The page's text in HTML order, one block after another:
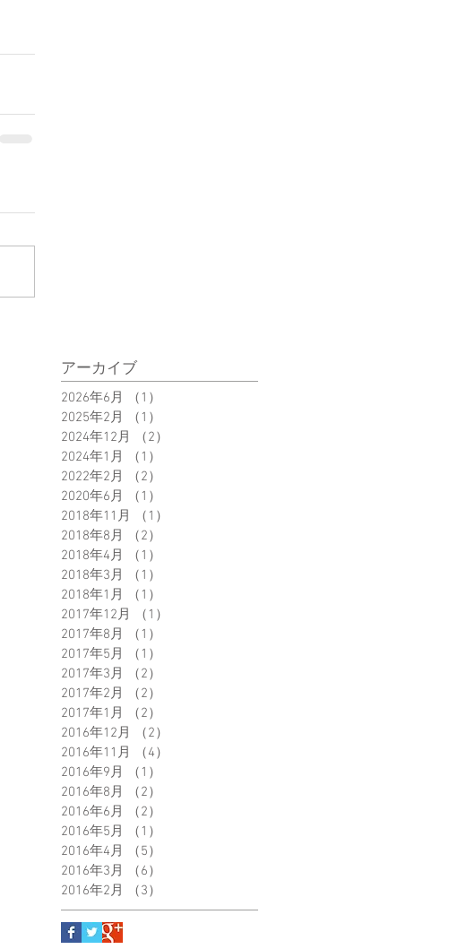
アーカイブ
2026年6月 （1）
2025年2月
（1）
2024年12月
（2）
2024年1月
（1）
2022年2月
（2）
2020年6月
（1）
2018年11月
（1）
2018年8月
（2）
2018年4月
（1）
2018年3月
（1）
2018年1月
（1）
2017年12月
（1）
2017年8月
（1）
2017年5月
（1）
2017年3月
（2）
2017年2月
（2）
2017年1月
（2）
2016年12月
（2）
2016年11月
（4）
2016年9月
（1）
2016年8月
（2）
2016年6月
（2）
2016年5月
（1）
2016年4月
（5）
2016年3月
（6）
2016年2月
（3）